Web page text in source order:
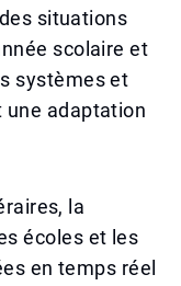
situations
scolaire et
systèmes et
une adaptation
la
écoles et les
en temps réel